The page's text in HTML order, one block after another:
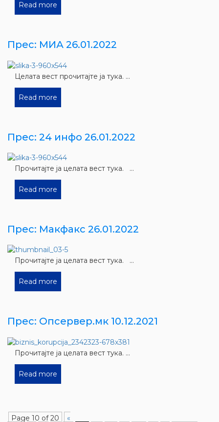
Read more
Прес: МИА 26.01.2022
Целата вест прочитајте ја тука. ...
Read more
Прес: 24 инфо 26.01.2022
Прочитајте ја целата вест тука. ...
Read more
Прес: Макфакс 26.01.2022
Прочитајте ја целата вест тука. ...
Read more
Прес: Опсервер.мк 10.12.2021
Прочитајте ја целата вест тука. ...
Read more
Page 10 of 20 «